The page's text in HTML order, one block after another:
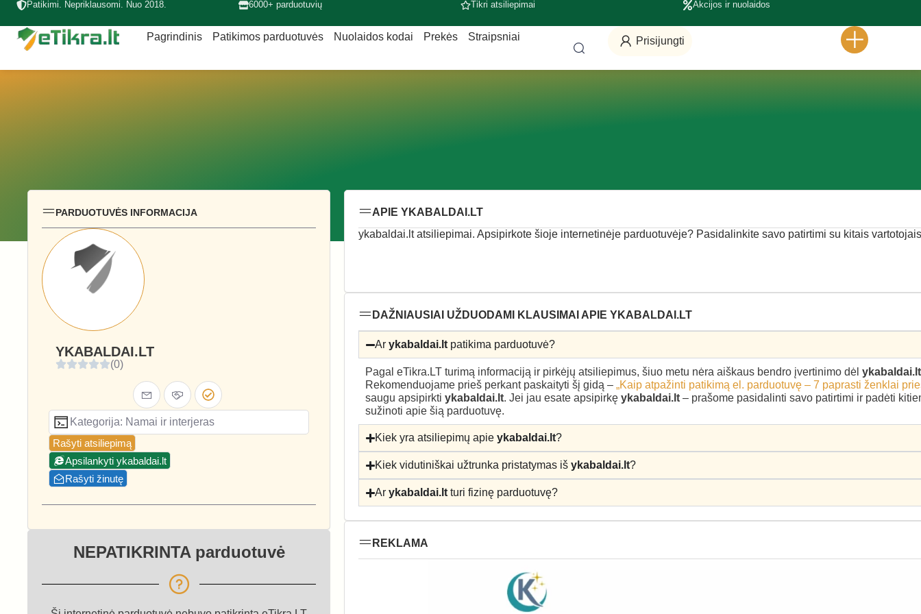
Patikimi. Nepriklausomi. Nuo 2018. 6000+ parduotuvių Tikri atsiliepimai Akcijos ir nuolaidos
Pagrindinis Patikimos parduotuvės Nuolaidos kodai Prekės Straipsniai Prisijungti
PARDUOTUVĖS INFORMACIJA
YKABALDAI.LT
(0)
Kategorija: Namai ir interjeras
Rašyti atsiliepimą
Apsilankyti ykabaldai.lt
Rašyti žinutę
NEPATIKRINTA parduotuvė
APIE YKABALDAI.LT
ykabaldai.lt atsiliepimai. Apsipirkote šioje internetinėje parduotuvėje? Pasidalinkite savo patirtimi su kitais
DAŽNIAUSIAI UŽDUODAMI KLAUSIMAI APIE YKABALDAI.LT
Arykabaldai.lt patikima parduotuvė?
Pagal eTikra.LT turimą informaciją ir pirkėjų atsiliepimus, šiuo metu nėra aiškaus bendro įvertinimo dėl ykabaldai.lt
Rekomenduojame prieš perkant paskaityti šį gidą – „Kaip atpažinti patikimą el. parduotuvę – 7 paprasti ženklai
saugu apsipirkti ykabaldai.lt. Jei jau esate apsipirkę ykabaldai.lt – prašome pasidalinti savo patirtimi ir padėti
sužinoti apie šią parduotuvę.
Kiek yra atsiliepimų apieykabaldai.lt?
Kiek vidutiniškai užtrunka pristatymas išykabaldai.lt?
Arykabaldai.lt turi fizinę parduotuvę?
REKLAMA